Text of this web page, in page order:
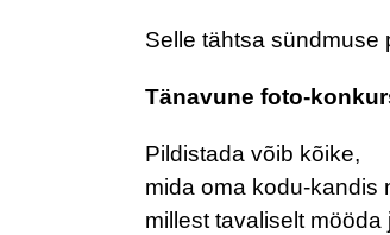
Selle tähtsa sündmuse
Tänavune foto-
Pildistada võib kõike,
mida oma kodu-kandis
millest tavaliselt mööda